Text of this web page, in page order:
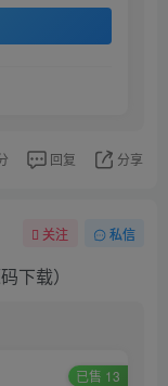
回复 分享
关注 私信
下载）
已售 13